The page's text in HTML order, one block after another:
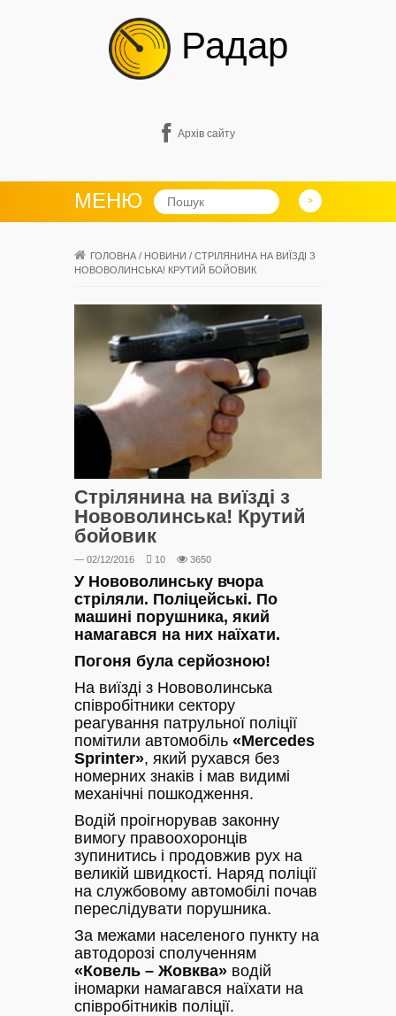
Радар
Архів сайту
МЕНЮ
ГОЛОВНА / НОВИНИ / СТРІЛЯНИНА НА ВИЇЗДІ З
НОВОВОЛИНСЬКА! КРУТИЙ БОЙОВИК
Стрілянина на виїзді з
Нововолинська! Крутий
бойовик
— 02/12/2016 10 3650
У Нововолинську вчора
стріляли. Поліцейські. По
машині порушника, який
намагався на них наїхати.
Погоня була серйозною!
На виїзді з Нововолинська
співробітники сектору
реагування патрульної поліції
помітили автомобіль «Mercedes
Sprinter», який рухався без
номерних знаків і мав видимі
механічні пошкодження.
Водій проігнорував законну
вимогу правоохоронців
зупинитись і продовжив рух на
великій швидкості. Наряд поліції
на службовому автомобілі почав
переслідувати порушника.
За межами населеного пункту на
автодорозі сполученням
«Ковель – Жовква» водій
іномарки намагався наїхати на
співробітників поліції.